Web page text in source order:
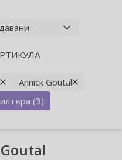
Annick Goutal
(3)